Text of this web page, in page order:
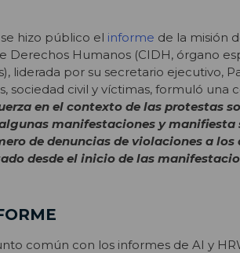
hizo público el informe de la misión
Derechos Humanos (CIDH, órgano
liderada por su secretario ejecutivo,
sociedad civil y víctimas, formuló una
en el contexto de las protestas
manifestaciones y manifiesta
de denuncias de violaciones a los
desde el inicio de las
común con los informes de AI y